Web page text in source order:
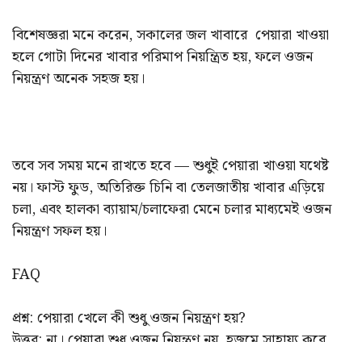
বিশেষজ্ঞরা মনে করেন, সকালের জল খাবারে পেয়ারা খাওয়া
হলে গোটা দিনের খাবার পরিমাপ নিয়ন্ত্রিত হয়, ফলে ওজন
নিয়ন্ত্রণ অনেক সহজ হয়।
তবে সব সময় মনে রাখতে হবে — শুধুই পেয়ারা খাওয়া যথেষ্ট
নয়। ফাস্ট ফুড, অতিরিক্ত চিনি বা তেলজাতীয় খাবার এড়িয়ে
চলা, এবং হালকা ব্যায়াম/চলাফেরা মেনে চলার মাধ্যমেই ওজন
নিয়ন্ত্রণ সফল হয়।
FAQ
প্রশ্ন: পেয়ারা খেলে কী শুধু ওজন নিয়ন্ত্রণ হয়?